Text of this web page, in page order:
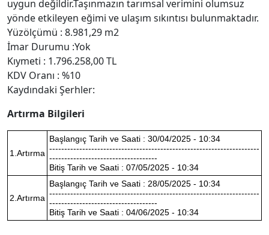
uygun değildir.Taşınmazın tarımsal verimini olumsuz
yönde etkileyen eğimi ve ulaşım sıkıntısı bulunmaktadır.
Yüzölçümü : 8.981,29 m2
İmar Durumu :Yok
Kıymeti : 1.796.258,00 TL
KDV Oranı : %10
Kaydındaki Şerhler:
Artırma Bilgileri
1.Artırma
Başlangıç Tarih ve Saati : 30/04/2025 - 10:34
----------------------------------------------------------------------
------------------------------------
Bitiş Tarih ve Saati : 07/05/2025 - 10:34
2.Artırma
Başlangıç Tarih ve Saati : 28/05/2025 - 10:34
----------------------------------------------------------------------
------------------------------------
Bitiş Tarih ve Saati : 04/06/2025 - 10:34